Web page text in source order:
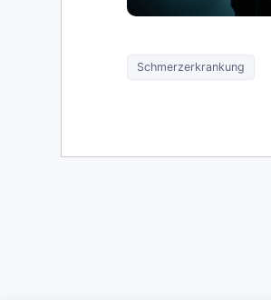
Schmerzerkrankung